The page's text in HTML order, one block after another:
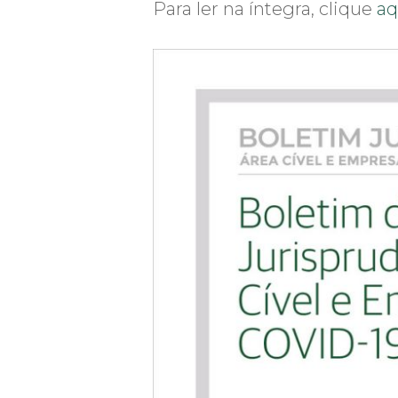
Para ler na íntegra, clique